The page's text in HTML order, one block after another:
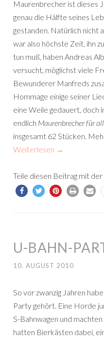
Maurenbrecher ist dieses
genau die Hälfte seines
gestanden. Natürlich nicht
war also höchste Zeit, ihn
tun muß, haben Andreas
versucht, möglichst viele
Bewunderer Manfreds
Hommage einige seiner
eine Weile gedauert, doch
endlich Maurenbrecher für
insgesamt 62 Stücken.
Weiterlesen →
Teile diesen Beitrag mit
U-BAHN-
10. AUGUST 2010
So vor zwanzig Jahren
Party gehört. Eine Horde
S-Bahnwagen und
hatten Bierkästen dabei,